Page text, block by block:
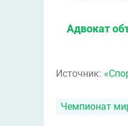
Адвокат
Источник:
Чемпионат